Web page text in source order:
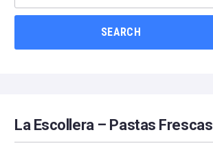
SEARCH
La Escollera – Pastas Frescas